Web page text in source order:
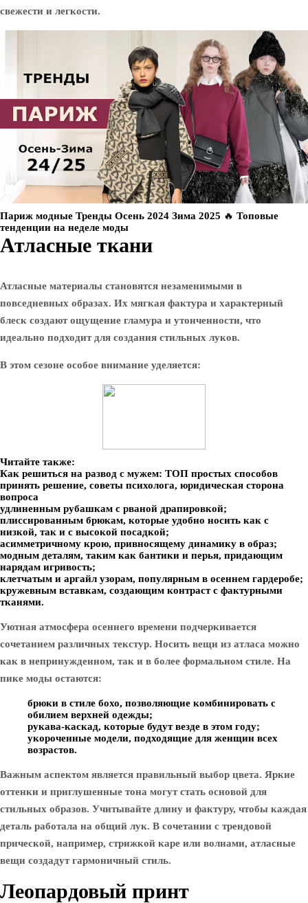
свежести и легкости.
Париж модные Тренды Осень 2024 Зима 2025 🔥 Топовые
тенденции на неделе моды
Атласные ткани
Атласные материалы становятся незаменимыми в
повседневных образах. Их мягкая фактура и характерный
блеск создают ощущение гламура и утонченности, что
идеально подходит для создания стильных луков.
В этом сезоне особое внимание уделяется:
Читайте также:
Как решиться на развод с мужем: ТОП простых способов
принять решение, советы психолога, юридическая сторона
вопроса
удлиненным рубашкам с рваной драпировкой;
плиссированным брюкам, которые удобно носить как с
низкой, так и с высокой посадкой;
асимметричному крою, привносящему динамику в образ;
модным деталям, таким как бантики и перья, придающим
нарядам игривость;
клетчатым и аргайл узорам, популярным в осеннем гардеробе;
кружевным вставкам, создающим контраст с фактурными
тканями.
Уютная атмосфера осеннего времени подчеркивается
сочетанием различных текстур. Носить вещи из атласа можно
как в непринужденном, так и в более формальном стиле. На
пике моды остаются:
брюки в стиле бохо, позволяющие комбинировать с
обилием верхней одежды;
рукава-каскад, которые будут везде в этом году;
укороченные модели, подходящие для женщин всех
возрастов.
Важным аспектом является правильный выбор цвета. Яркие
оттенки и приглушенные тона могут стать основой для
стильных образов. Учитывайте длину и фактуру, чтобы каждая
деталь работала на общий лук. В сочетании с трендовой
прической, например, стрижкой каре или волнами, атласные
вещи создадут гармоничный стиль.
Леопардовый принт